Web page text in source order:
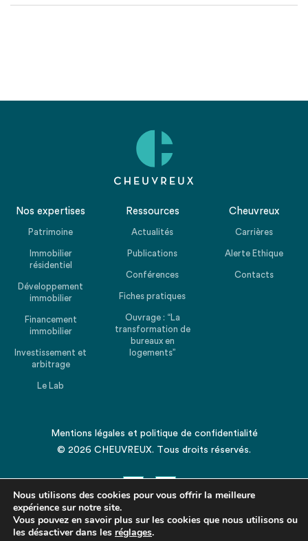
Nos expertises
Patrimoine
Immobilier
résidentiel
Développement
immobilier
Financement
immobilier
Investissement et
arbitrage
Le Lab
Ressources
Actualités
Publications
Conférences
Fiches pratiques
Ouvrage : “La
transformation de
bureaux en
logements”
Cheuvreux
Carrières
Alerte Ethique
Contacts
Mentions légales et politique de confidentialité
© 2026 CHEUVREUX. Tous droits réservés.
Revenir en haut de la page
Nous utilisons des cookies pour vous offrir la meilleure
expérience sur notre site.
Vous pouvez en savoir plus sur les cookies que nous utilisons ou
les désactiver dans les réglages.